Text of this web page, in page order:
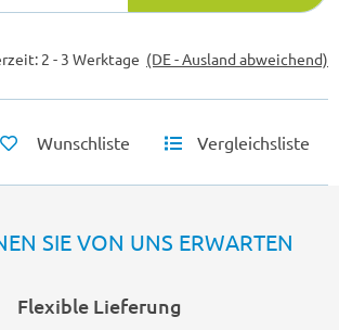
2 - 3 Werktage (DE - Ausland abweichend)
Wunschliste Vergleichsliste
SIE VON UNS ERWARTEN
Flexible Lieferung